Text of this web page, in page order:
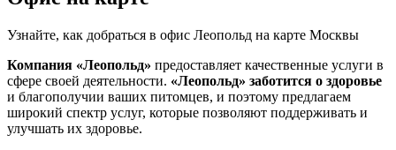
Узнайте, как добраться в офис Леопольд на карте Москвы
Компания «Леопольд» предоставляет качественные услуги в
сфере своей деятельности. «Леопольд» заботится о здоровье
и благополучии ваших питомцев, и поэтому предлагаем
широкий спектр услуг, которые позволяют поддерживать и
улучшать их здоровье.